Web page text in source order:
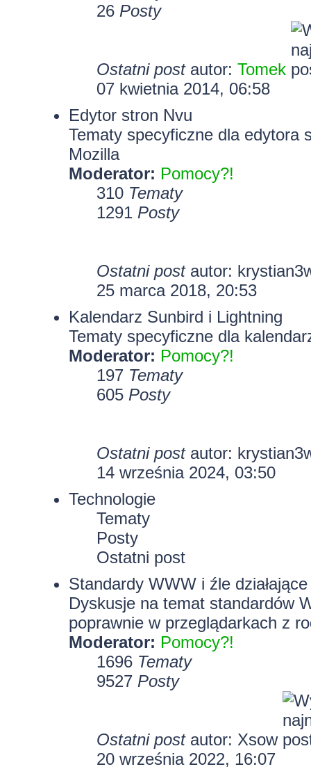
26 Posty
Ostatni postautor: Tomek
07 kwietnia 2014, 06:58
Edytor stron Nvu
Tematy specyficzne dla edytora
Mozilla
Moderator: Pomocy?!
310 Tematy
1291 Posty
Ostatni postautor:
25 marca 2018, 20:53
Kalendarz Sunbird i Lightning
Tematy specyficzne dla
Moderator: Pomocy?!
197 Tematy
605 Posty
Ostatni postautor:
14 września 2024, 03:50
Technologie
Tematy
Posty
Ostatni post
Standardy WWW i źle
Dyskusje na temat standardów
poprawnie w przeglądarkach z
Moderator: Pomocy?!
1696 Tematy
9527 Posty
Ostatni postautor: Xsow
20 września 2022, 16:07